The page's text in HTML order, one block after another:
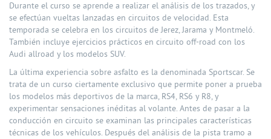
Durante el curso se aprende a realizar el análisis de los trazados, y
se efectúan vueltas lanzadas en circuitos de velocidad. Esta
temporada se celebra en los circuitos de Jerez, Jarama y Montmeló.
También incluye ejercicios prácticos en circuito off-road con los
Audi allroad y los modelos SUV.
La última experiencia sobre asfalto es la denominada Sportscar. Se
trata de un curso ciertamente exclusivo que permite poner a prueba
los modelos más deportivos de la marca, RS4, RS6 y R8, y
experimentar sensaciones inéditas al volante. Antes de pasar a la
conducción en circuito se examinan las principales características
técnicas de los vehículos. Después del análisis de la pista tramo a